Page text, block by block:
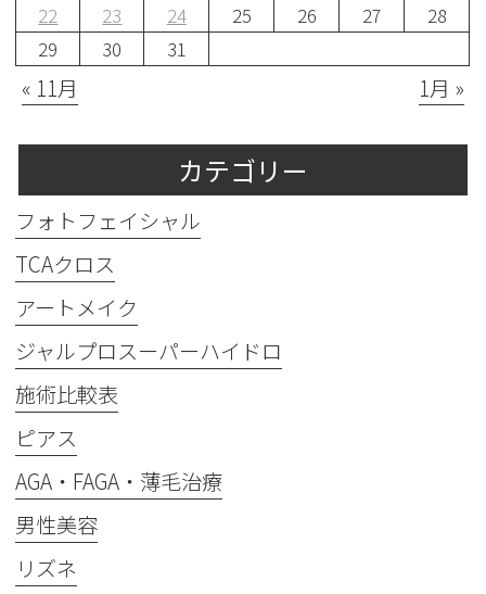
22
23 24 25 26 27
28
29
30 31
« 11月 1月 »
カテゴリー
フォトフェイシャル
TCAクロス
アートメイク
ジャルプロスーパーハイドロ
施術比較表
ピアス
AGA・FAGA・薄毛治療
男性美容
リズネ